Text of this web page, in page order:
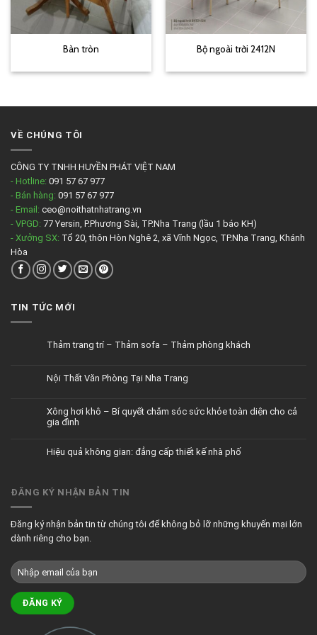
Bàn tròn Bộ ngoài trời 2412N
VỀ CHÚNG TÔI
CÔNG TY TNHH HUYỀN PHÁT VIỆT NAM
- Hotline: 091 57 67 977
- Bán hàng: 091 57 67 977
- Email: ceo@noithatnhatrang.vn
- VPGD: 77 Yersin, P.Phương Sài, TP.Nha Trang (lầu 1 báo KH)
- Xưởng SX: Tổ 20, thôn Hòn Nghê 2, xã Vĩnh Ngọc, TP.Nha Trang, Khánh
Hòa
TIN TỨC MỚI
Thảm trang trí – Thảm sofa – Thảm phòng khách
Nội Thất Văn Phòng Tại Nha Trang
Xông hơi khô – Bí quyết chăm sóc sức khỏe toàn diện cho cả
gia đình
Hiệu quả không gian: đẳng cấp thiết kế nhà phố
ĐĂNG KÝ NHẬN BẢN TIN
Đăng ký nhận bản tin từ chúng tôi để không bỏ lỡ những khuyến mại lớn
dành riêng cho bạn.